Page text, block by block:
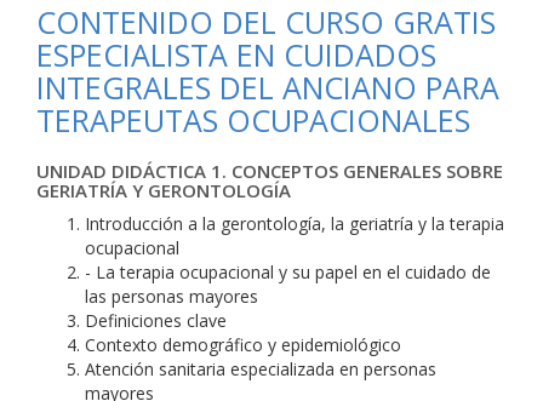
CONTENIDO DEL CURSO GRATIS
ESPECIALISTA EN CUIDADOS
INTEGRALES DEL ANCIANO PARA
TERAPEUTAS OCUPACIONALES
UNIDAD DIDÁCTICA 1. CONCEPTOS GENERALES SOBRE
GERIATRÍA Y GERONTOLOGÍA
Introducción a la gerontología, la geriatría y la terapia
ocupacional
- La terapia ocupacional y su papel en el cuidado de
las personas mayores
Definiciones clave
Contexto demográfico y epidemiológico
Atención sanitaria especializada en personas
mayores